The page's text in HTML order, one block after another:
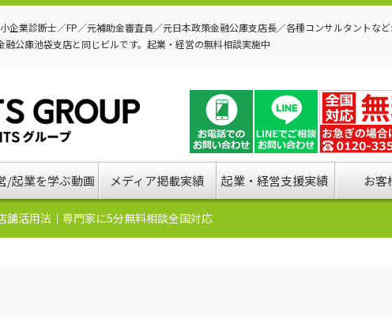
企業診断士／FP／元補助金審査員／元日本政策金融公庫支店長／各種コンサルタントな
公庫池袋支店と同じビルです。起業・経営の無料相談実施中
/起業を学ぶ動画 メディア掲載実績 起業・経営支援実績 お客
舗活用法｜専門家に5分無料相談全国対応